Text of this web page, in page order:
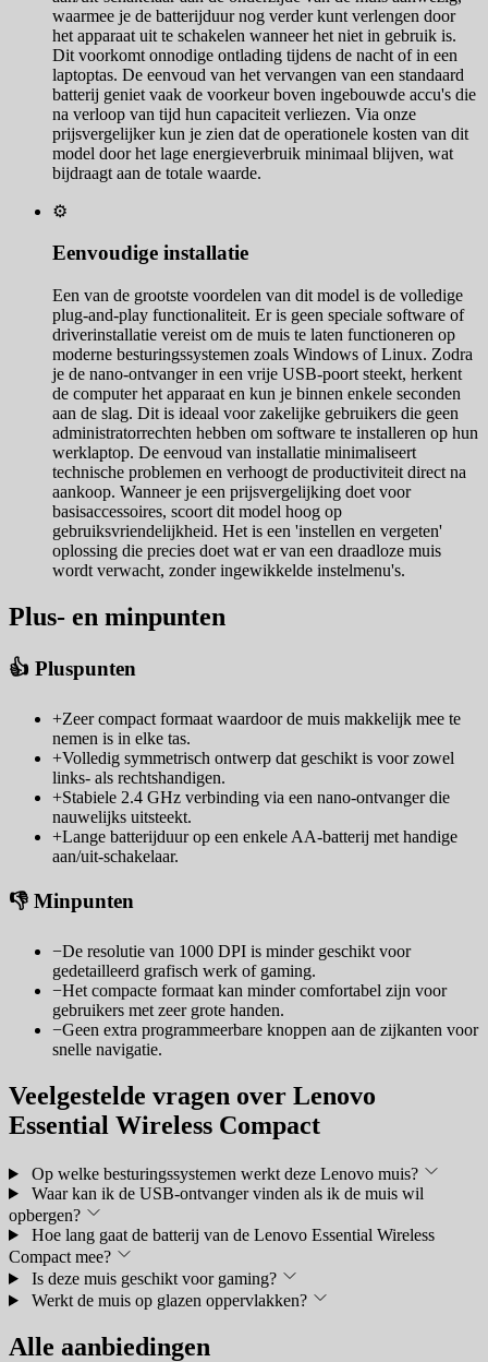
waarmee je de batterijduur nog verder kunt verlengen door
het apparaat uit te schakelen wanneer het niet in gebruik is.
Dit voorkomt onnodige ontlading tijdens de nacht of in een
laptoptas. De eenvoud van het vervangen van een standaard
batterij geniet vaak de voorkeur boven ingebouwde accu's die
na verloop van tijd hun capaciteit verliezen. Via onze
prijsvergelijker kun je zien dat de operationele kosten van dit
model door het lage energieverbruik minimaal blijven, wat
bijdraagt aan de totale waarde.
⚙️
Eenvoudige installatie
Een van de grootste voordelen van dit model is de volledige
plug-and-play functionaliteit. Er is geen speciale software of
driverinstallatie vereist om de muis te laten functioneren op
moderne besturingssystemen zoals Windows of Linux. Zodra
je de nano-ontvanger in een vrije USB-poort steekt, herkent
de computer het apparaat en kun je binnen enkele seconden
aan de slag. Dit is ideaal voor zakelijke gebruikers die geen
administratorrechten hebben om software te installeren op hun
werklaptop. De eenvoud van installatie minimaliseert
technische problemen en verhoogt de productiviteit direct na
aankoop. Wanneer je een prijsvergelijking doet voor
basisaccessoires, scoort dit model hoog op
gebruiksvriendelijkheid. Het is een 'instellen en vergeten'
oplossing die precies doet wat er van een draadloze muis
wordt verwacht, zonder ingewikkelde instelmenu's.
Plus- en minpunten
👍 Pluspunten
+Zeer compact formaat waardoor de muis makkelijk mee te
nemen is in elke tas.
+Volledig symmetrisch ontwerp dat geschikt is voor zowel
links- als rechtshandigen.
+Stabiele 2.4 GHz verbinding via een nano-ontvanger die
nauwelijks uitsteekt.
+Lange batterijduur op een enkele AA-batterij met handige
aan/uit-schakelaar.
👎 Minpunten
−De resolutie van 1000 DPI is minder geschikt voor
gedetailleerd grafisch werk of gaming.
−Het compacte formaat kan minder comfortabel zijn voor
gebruikers met zeer grote handen.
−Geen extra programmeerbare knoppen aan de zijkanten voor
snelle navigatie.
Veelgestelde vragen over Lenovo
Essential Wireless Compact
Op welke besturingssystemen werkt deze Lenovo muis?
Waar kan ik de USB-ontvanger vinden als ik de muis wil
opbergen?
Hoe lang gaat de batterij van de Lenovo Essential Wireless
Compact mee?
Is deze muis geschikt voor gaming?
Werkt de muis op glazen oppervlakken?
Alle aanbiedingen